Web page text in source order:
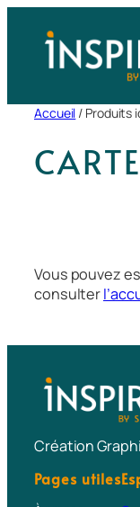
contenu
Accueil / Produits
CARTE
Vous pouvez
consulter
Création
Pages utiles